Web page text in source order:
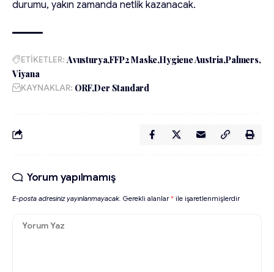
durumu, yakın zamanda netlik kazanacak.
ETİKETLER: Avusturya FFP2 Maske Hygiene Austria Palmers
Viyana
KAYNAKLAR: ORF Der Standard
Yorum yapılmamış
E-posta adresiniz yayınlanmayacak. Gerekli alanlar* ile işaretlenmişlerdir